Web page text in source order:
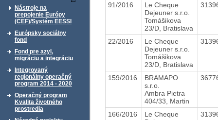
Nástroje na
prepojenie Európy
(CEF)/Systém EESSI
Európsky sociálny
fond
Fond pre azyl,
migráciu a integráciu
Integrovaný
regionálny operačný
program 2014 - 2020
Operačný program
Kvalita životného
prostredia
91/2016
Le Cheque
Dejeuner s.r.o.
Tomášikova
23/D, Bratislava
22/2016
Le Cheque
Dejeuner s.r.o.
Tomášikova
23/D, Bratislava
159/2016
BRAMAPO
s.r.o.
Ambra Pietra
404/33, Martin
166/2016
Le Cheque